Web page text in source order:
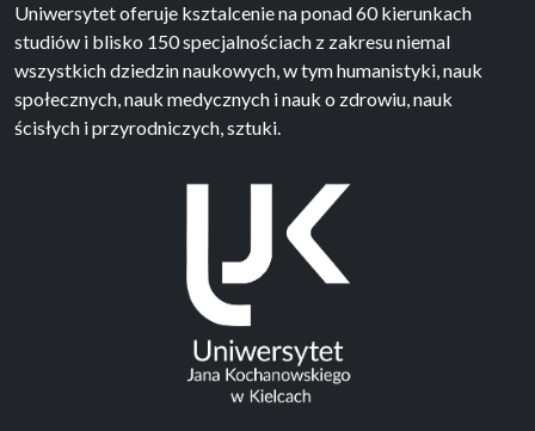
Uniwersytet oferuje ksztalcenie na ponad 60 kierunkach
studiów i blisko 150 specjalnościach z zakresu niemal
wszystkich dziedzin naukowych, w tym humanistyki, nauk
społecznych, nauk medycznych i nauk o zdrowiu, nauk
ścisłych i przyrodniczych, sztuki.